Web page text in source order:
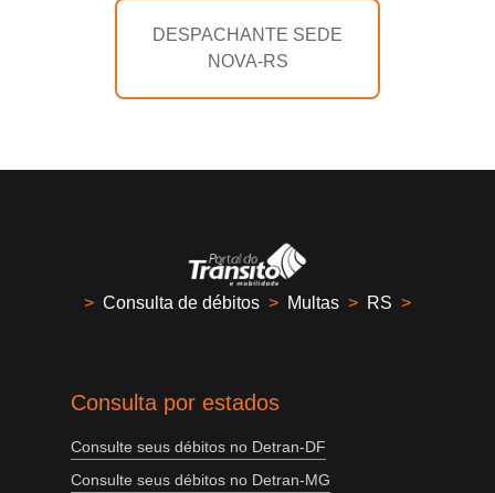
DESPACHANTE SEDE
NOVA-RS
> Consulta de débitos > Multas > RS >
Consulta por estados
Consulte seus débitos no Detran-DF
Consulte seus débitos no Detran-MG